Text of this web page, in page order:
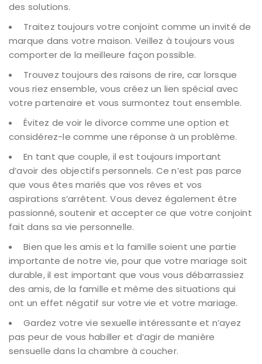
des solutions.
Traitez toujours votre conjoint comme un invité de
marque dans votre maison. Veillez à toujours vous
comporter de la meilleure façon possible.
Trouvez toujours des raisons de rire, car lorsque
vous riez ensemble, vous créez un lien spécial avec
votre partenaire et vous surmontez tout ensemble.
Évitez de voir le divorce comme une option et
considérez-le comme une réponse à un problème.
En tant que couple, il est toujours important
d’avoir des objectifs personnels. Ce n’est pas parce
que vous êtes mariés que vos rêves et vos
aspirations s’arrêtent. Vous devez également être
passionné, soutenir et accepter ce que votre conjoint
fait dans sa vie personnelle.
Bien que les amis et la famille soient une partie
importante de notre vie, pour que votre mariage soit
durable, il est important que vous vous débarrassiez
des amis, de la famille et même des situations qui
ont un effet négatif sur votre vie et votre mariage.
Gardez votre vie sexuelle intéressante et n’ayez
pas peur de vous habiller et d’agir de manière
sensuelle dans la chambre à coucher.